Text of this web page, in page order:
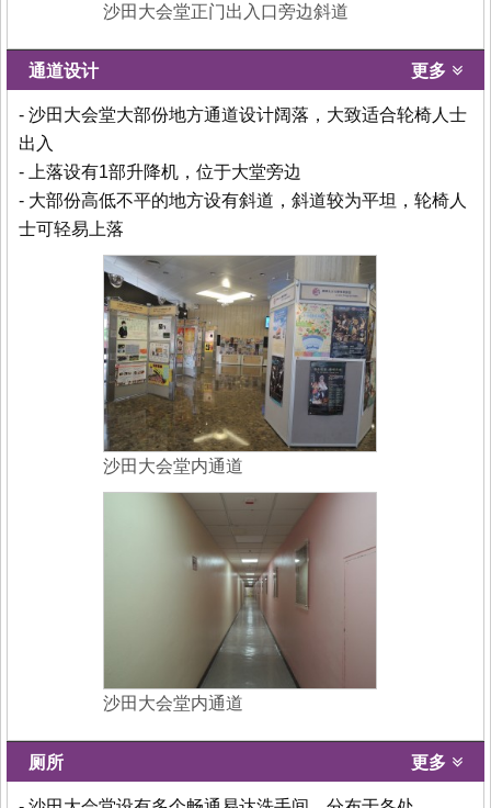
沙田大会堂正门出入口旁边斜道
通道设计 更多
- 沙田大会堂大部份地方通道设计阔落，大致适合轮椅人士
出入
- 上落设有1部升降机，位于大堂旁边
- 大部份高低不平的地方设有斜道，斜道较为平坦，轮椅人
士可轻易上落
沙田大会堂内通道
沙田大会堂内通道
厕所 更多